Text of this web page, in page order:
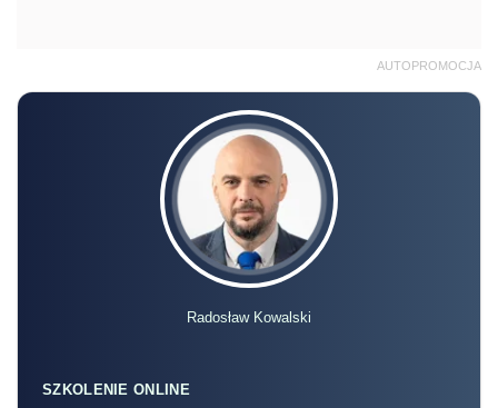
AUTOPROMOCJA
Radosław Kowalski
SZKOLENIE ONLINE